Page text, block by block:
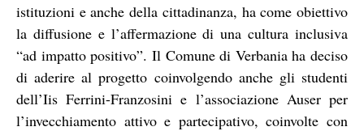
istituzioni e anche della cittadinanza, ha come obiettivo
la diffusione e l’affermazione di una cultura inclusiva
“ad impatto positivo”. Il Comune di Verbania ha deciso
di aderire al progetto coinvolgendo anche gli studenti
dell’Iis Ferrini-Franzosini e l’associazione Auser per
l’invecchiamento attivo e partecipativo, coinvolte con